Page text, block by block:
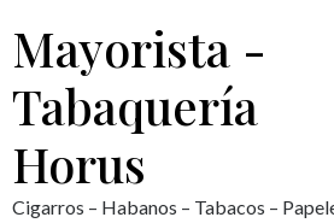
Mayorista -
Tabaquería
Horus
Cigarros – Habanos – Tabacos –